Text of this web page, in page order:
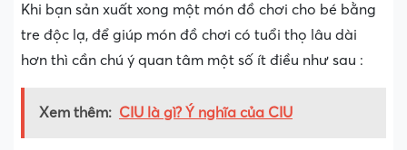
Khi bạn sản xuất xong một món đồ chơi cho bé bằng
tre độc lạ, để giúp món đồ chơi có tuổi thọ lâu dài
hơn thì cần chú ý quan tâm một số ít điều như sau :
Xem thêm: CIU là gì? Ý nghĩa của CIU